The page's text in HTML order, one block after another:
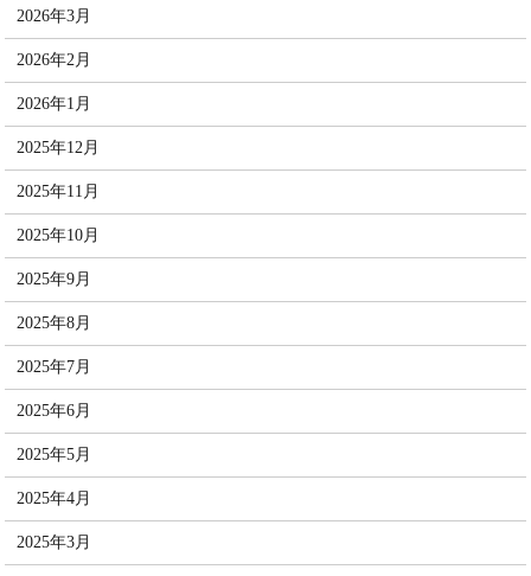
2026年3月
2026年2月
2026年1月
2025年12月
2025年11月
2025年10月
2025年9月
2025年8月
2025年7月
2025年6月
2025年5月
2025年4月
2025年3月